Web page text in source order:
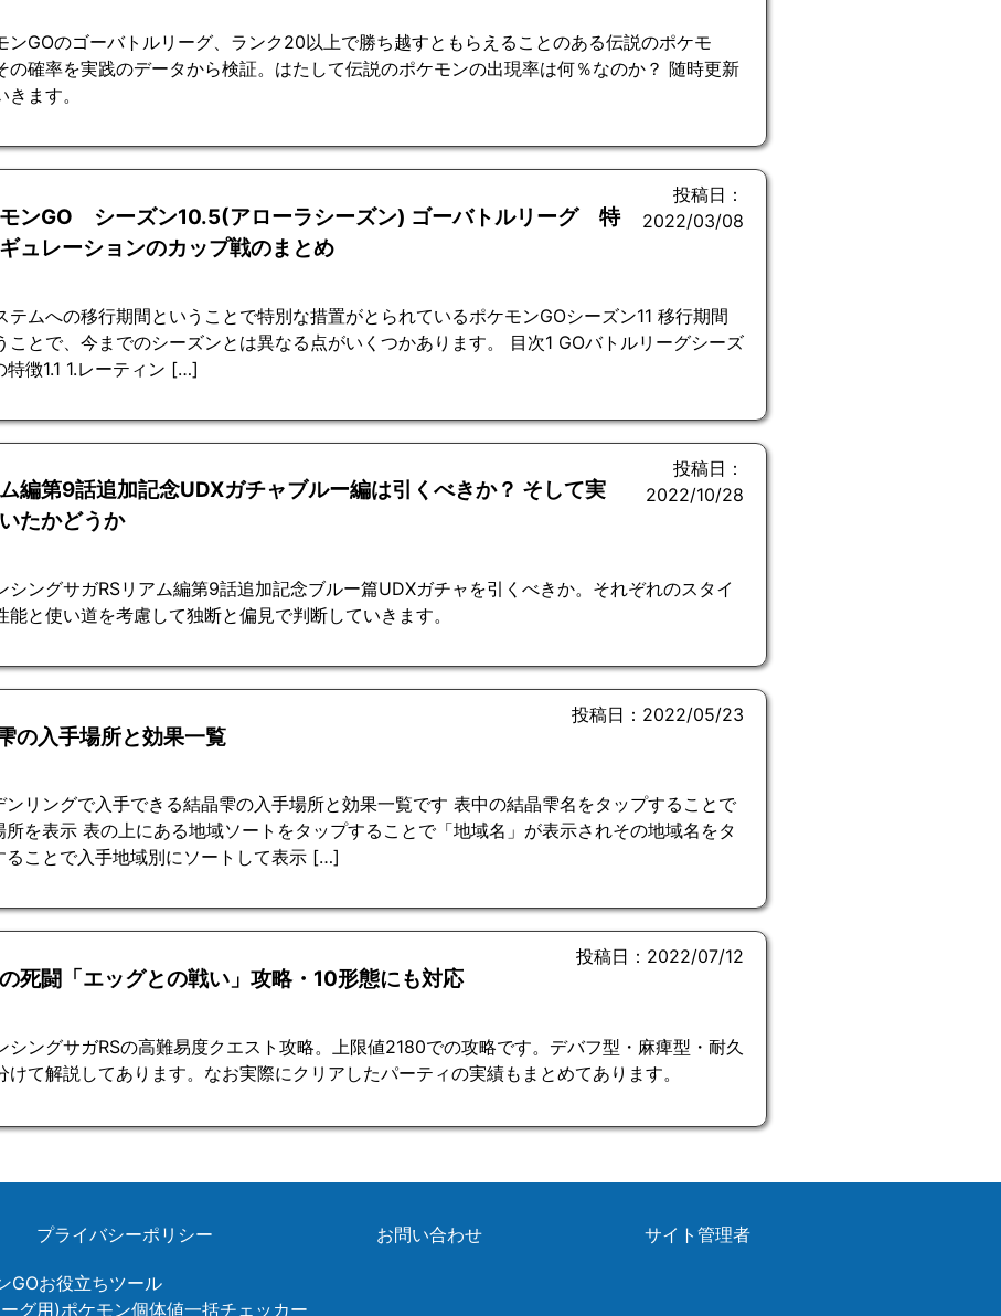
ンGOのゴーバトルリーグ、ランク20以上で勝ち越すともらえることのある伝説のポケモ
の確率を実践のデータから検証。はたして伝説のポケモンの出現率は何％なのか？ 随時更新
きます。
ンGO シーズン10.5(アローラシーズン) ゴーバトルリーグ 特
ュレーションのカップ戦のまとめ
投稿日：
2022/03/08
テムへの移行期間ということで特別な措置がとられているポケモンGOシーズン11 移行期間
ことで、今までのシーズンとは異なる点がいくつかあります。 目次1 GOバトルリーグシーズ
特徴1.1 1.レーティン […]
編第9話追加記念UDXガチャブルー編は引くべきか？ そして実
たかどうか
投稿日：
2022/10/28
シングサガRSリアム編第9話追加記念ブルー篇UDXガチャを引くべきか。それぞれのスタイ
能と使い道を考慮して独断と偏見で判断していきます。
の入手場所と効果一覧
投稿日：2022/05/23
ンリングで入手できる結晶雫の入手場所と効果一覧です 表中の結晶雫名をタップすることで
所を表示 表の上にある地域ソートをタップすることで「地域名」が表示されその地域名をタ
ることで入手地域別にソートして表示 […]
死闘「エッグとの戦い」攻略・10形態にも対応
投稿日：2022/07/12
シングサガRSの高難易度クエスト攻略。上限値2180での攻略です。デバフ型・麻痺型・耐久
けて解説してあります。なお実際にクリアしたパーティの実績もまとめてあります。
プライバシーポリシー お問い合わせ サイト管理者
お役立ちツール
グ用)ポケモン個体値一括チェッカー